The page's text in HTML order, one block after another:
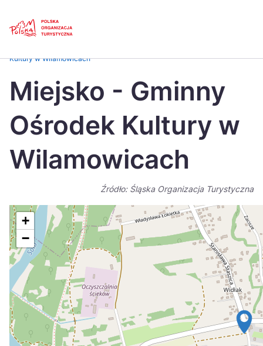
Česká
Dansk
Italiano
日本
Português
Suomi
Україна
Zamknij
Kultury w Wilamowicach
Miejsko - Gminny
Ośrodek Kultury w
Wilamowicach
Źródło: Śląska Organizacja Turystyczna
+
−